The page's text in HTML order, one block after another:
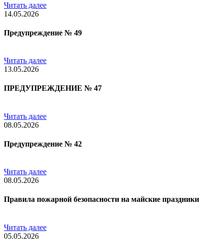
Читать далее
14.05.2026
Предупреждение № 49
Читать далее
13.05.2026
ПРЕДУПРЕЖДЕНИЕ № 47
Читать далее
08.05.2026
Предупреждение № 42
Читать далее
08.05.2026
Правила пожарной безопасности на майские праздники
Читать далее
05.05.2026